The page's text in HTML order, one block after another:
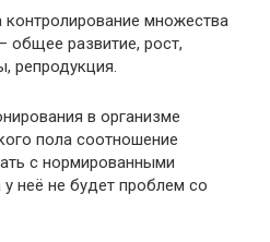
множества
общее развитие, рост,
репродукция.
в организме
пола соотношение
с нормированными
неё не будет проблем со